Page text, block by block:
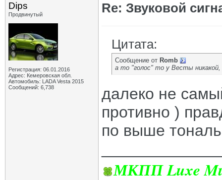
Dips
Продвинутый
Регистрация: 06.01.2016
Адрес: Кемеровская обл.
Автомобиль: LADA Vesta 2015
Сообщений: 6,738
Re: Звуковой
Цитата:
Сообщение от Romb
а то "голос" то у Весты
далеко не
противно )
по выше
МКПП Luxe